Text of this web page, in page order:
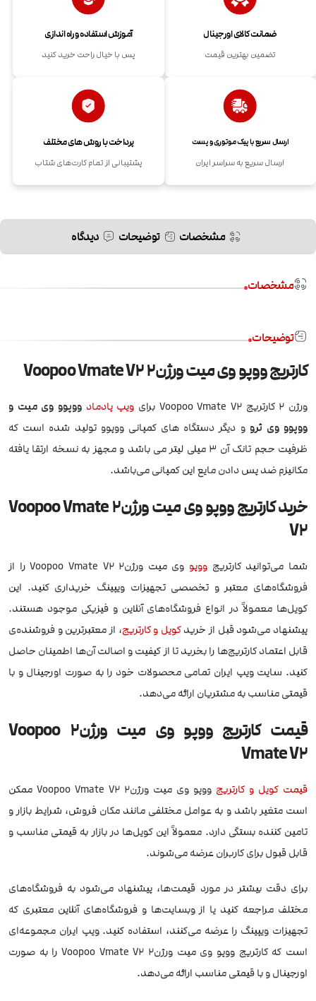
ضمانت کالای اورجینال
تضمین بهترین قیمت
آموزش استفاده و راه اندازی
پس با خیال راحت خرید کنید
ارسال سریع با پیک موتوری و پست
ارسال سریع به سراسر ایران
پرداخت با روش های مختلف
پشتیبانی از تمام کارت‌های شتاب
مشخصات توضیحات دیدگاه
مشخصات
توضیحات
کارتریج ووپو وی میت ورژن2 Voopoo Vmate V2
ورژن 2 کارتریج Voopoo Vmate V2 برای ویپ پادماد ووپوو وی میت و
ووپوو وی ثروو دیگر دستگاه های کمپانی ووپوو تولید شده است که
ظرفیت حجم تانک آن 3 میلی لیتر می باشد و مجهز به نسخه ارتقا یافته
مکانیزم ضد پس دادن مایع این کمپانی می‌باشد.
خرید کارتریج ووپو وی میت ورژن2 Voopoo Vmate
V2
شما می‌توانید کارتریج ووپو
وی میت ورژن2 Voopoo Vmate V2 را از
فروشگاه‌های معتبر و تخصصی تجهیزات ویپینگ خریداری کنید. این
کویل‌ها معمولاً در انواع فروشگاه‌های آنلاین و فیزیکی موجود هستند.
پیشنهاد می‌شود قبل از خریدکویل و کارتریج، از معتبرترین و فروشنده‌ی
قابل اعتماد کارتریج‌ها را بخرید تا از کیفیت و اصالت آن‌ها اطمینان حاصل
کنید. سایت ویپ ایران تمامی محصولات خود را به صورت اورجینال و با
قیمتی مناسب به مشتریان ارائه می‌دهد.
قیمت کارتریج ووپو وی میت ورژن2 Voopoo
Vmate V2
قیمت کویل و کارتریج
ووپو وی میت ورژن2 Voopoo Vmate V2 ممکن
است متغیر باشد و به عوامل مختلفی مانند مکان فروش، شرایط بازار و
تامین کننده بستگی دارد. معمولاً این کویل‌ها در بازار به قیمتی مناسب و
قابل قبول برای کاربران عرضه می‌شوند.
برای دقت بیشتر در مورد قیمت‌ها، پیشنهاد می‌شود به فروشگاه‌های
مختلف مراجعه کنید یا از وبسایت‌ها و فروشگاه‌های آنلاین معتبری که
تجهیزات ویپینگ را عرضه می‌کنند، استفاده کنید. ویپ ایران مجموعه‌ای
است که کارتریج ووپو وی میت ورژن2 Voopoo Vmate V2 را به صورت
اورجینال و با قیمتی مناسب ارائه می‌دهد.